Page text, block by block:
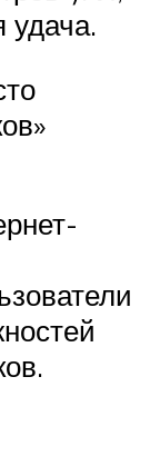
удача.